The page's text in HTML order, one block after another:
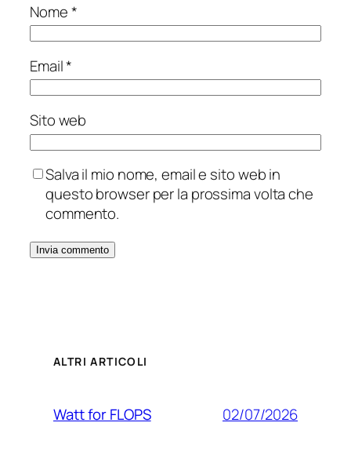
Nome*
Email*
Sito web
Salva il mio nome, email e sito web in
questo browser per la prossima volta che
commento.
ALTRI ARTICOLI
Watt for FLOPS 02/07/2026